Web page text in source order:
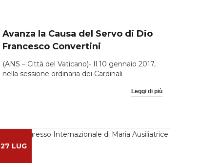
Avanza la Causa del Servo di Dio
Francesco Convertini
(ANS – Città del Vaticano)- Il 10 gennaio 2017,
nella sessione ordinaria dei Cardinali
Leggi di più
27 LUG